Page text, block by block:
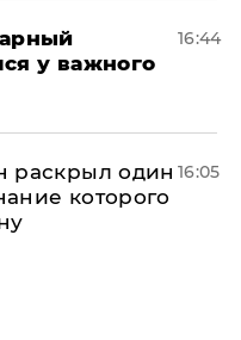
у важного
16:44
раскрыл один
которого
16:05